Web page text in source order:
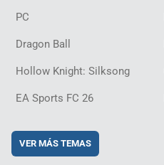
PC
Dragon Ball
Hollow Knight: Silksong
EA Sports FC 26
VER MÁS TEMAS